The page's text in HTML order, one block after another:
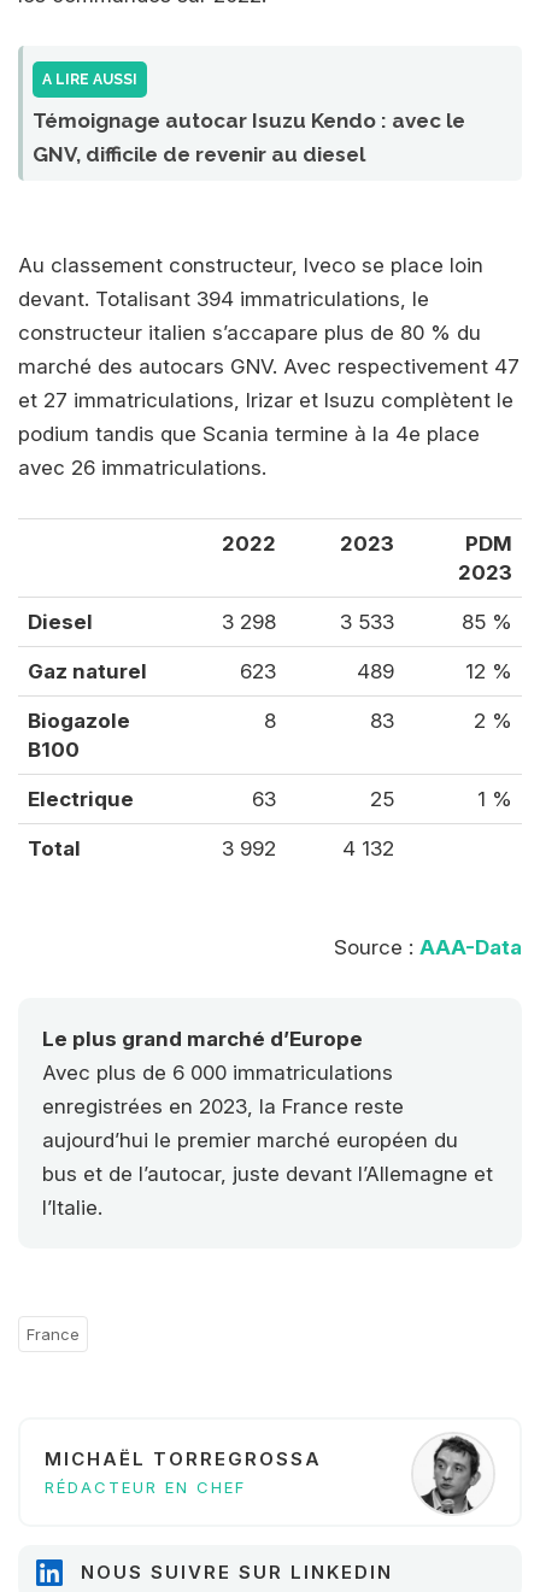
A LIRE AUSSI
Témoignage autocar Isuzu Kendo : avec le
GNV, difficile de revenir au diesel
Au classement constructeur, Iveco se place loin
devant. Totalisant 394 immatriculations, le
constructeur italien s’accapare plus de 80 % du
marché des autocars GNV. Avec respectivement 47
et 27 immatriculations, Irizar et Isuzu complètent le
podium tandis que Scania termine à la 4e place
avec 26 immatriculations.
2022 2023
PDM
2023
Diesel 3 298 3 533 85 %
Gaz naturel 623 489 12 %
Biogazole
B100
8 83 2 %
Electrique 63 25 1 %
Total 3 992 4 132
Source : AAA-Data
Le plus grand marché d’Europe
Avec plus de 6 000 immatriculations
enregistrées en 2023, la France reste
aujourd’hui le premier marché européen du
bus et de l’autocar, juste devant l’Allemagne et
l’Italie.
France
MICHAËL TORREGROSSA
RÉDACTEUR EN CHEF
NOUS SUIVRE SUR LINKEDIN